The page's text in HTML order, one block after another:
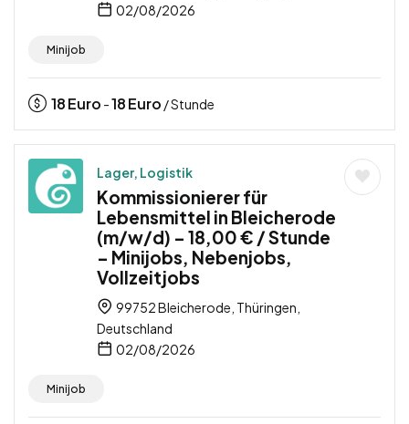
02/08/2026
Minijob
18Euro -18Euro / Stunde
Lager, Logistik
Kommissionierer für
Lebensmittel in Bleicherode
(m/w/d) – 18,00 € / Stunde
– Minijobs, Nebenjobs,
Vollzeitjobs
99752 Bleicherode, Thüringen,
Deutschland
02/08/2026
Minijob